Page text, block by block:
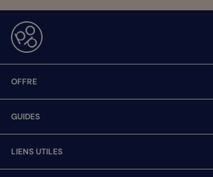
OFFRE
GUIDES
LIENS UTILES